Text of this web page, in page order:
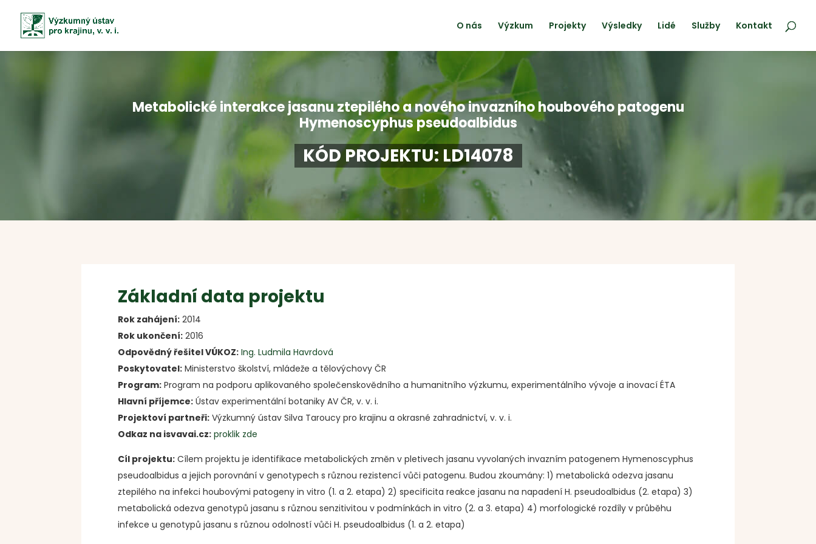
O nás Výzkum Projekty Výsledky Lidé Služby Kontakt
Metabolické interakce jasanu ztepilého a nového invazního houbového patogenu
Hymenoscyphus pseudoalbidus
KÓD PROJEKTU: LD14078
Základní data projektu
Rok zahájení: 2014
Rok ukončení: 2016
Odpovědný řešitel VÚKOZ: Ing. Ludmila Havrdová
Poskytovatel: Ministerstvo školství, mládeže a tělovýchovy ČR
Program: Program na podporu aplikovaného společenskovědního a humanitního výzkumu, experimentálního vývoje a inovací ÉTA
Hlavní příjemce: Ústav experimentální botaniky AV ČR, v. v. i.
Projektoví partneři: Výzkumný ústav Silva Taroucy pro krajinu a okrasné zahradnictví, v. v. i.
Odkaz na isvavai.cz: proklik zde
Cíl projektu: Cílem projektu je identifikace metabolických změn v pletivech jasanu vyvolaných invazním patogenem Hymenoscyphus
pseudoalbidus a jejich porovnání v genotypech s různou rezistencí vůči patogenu. Budou zkoumány: 1) metabolická odezva jasanu
ztepilého na infekci houbovými patogeny in vitro (1. a 2. etapa) 2) specificita reakce jasanu na napadení H. pseudoalbidus (2. etapa) 3)
metabolická odezva genotypů jasanu s různou senzitivitou v podmínkách in vitro (2. a 3. etapa) 4) morfologické rozdíly v průběhu
infekce u genotypů jasanu s různou odolností vůči H. pseudoalbidus (1. a 2. etapa)